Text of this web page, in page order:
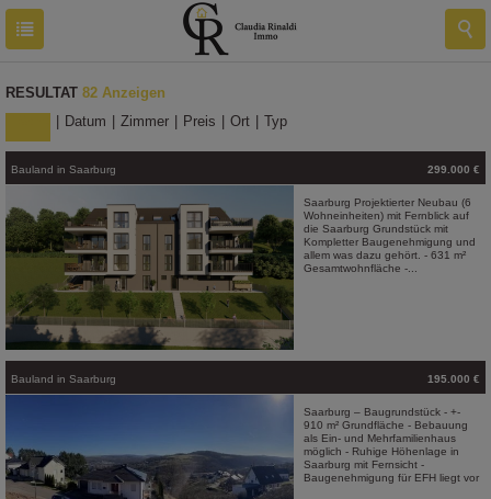
RESULTAT 82 Anzeigen
Datum Zimmer Preis Ort Typ
Bauland in Saarburg 299.000 €
Saarburg Projektierter Neubau (6
Wohneinheiten) mit Fernblick auf
die Saarburg Grundstück mit
Kompletter Baugenehmigung und
allem was dazu gehört. - 631 m²
Gesamtwohnfläche -...
Bauland in Saarburg 195.000 €
Saarburg – Baugrundstück - +-
910 m² Grundfläche - Bebauung
als Ein- und Mehrfamilienhaus
möglich - Ruhige Höhenlage in
Saarburg mit Fernsicht -
Baugenehmigung für EFH liegt vor